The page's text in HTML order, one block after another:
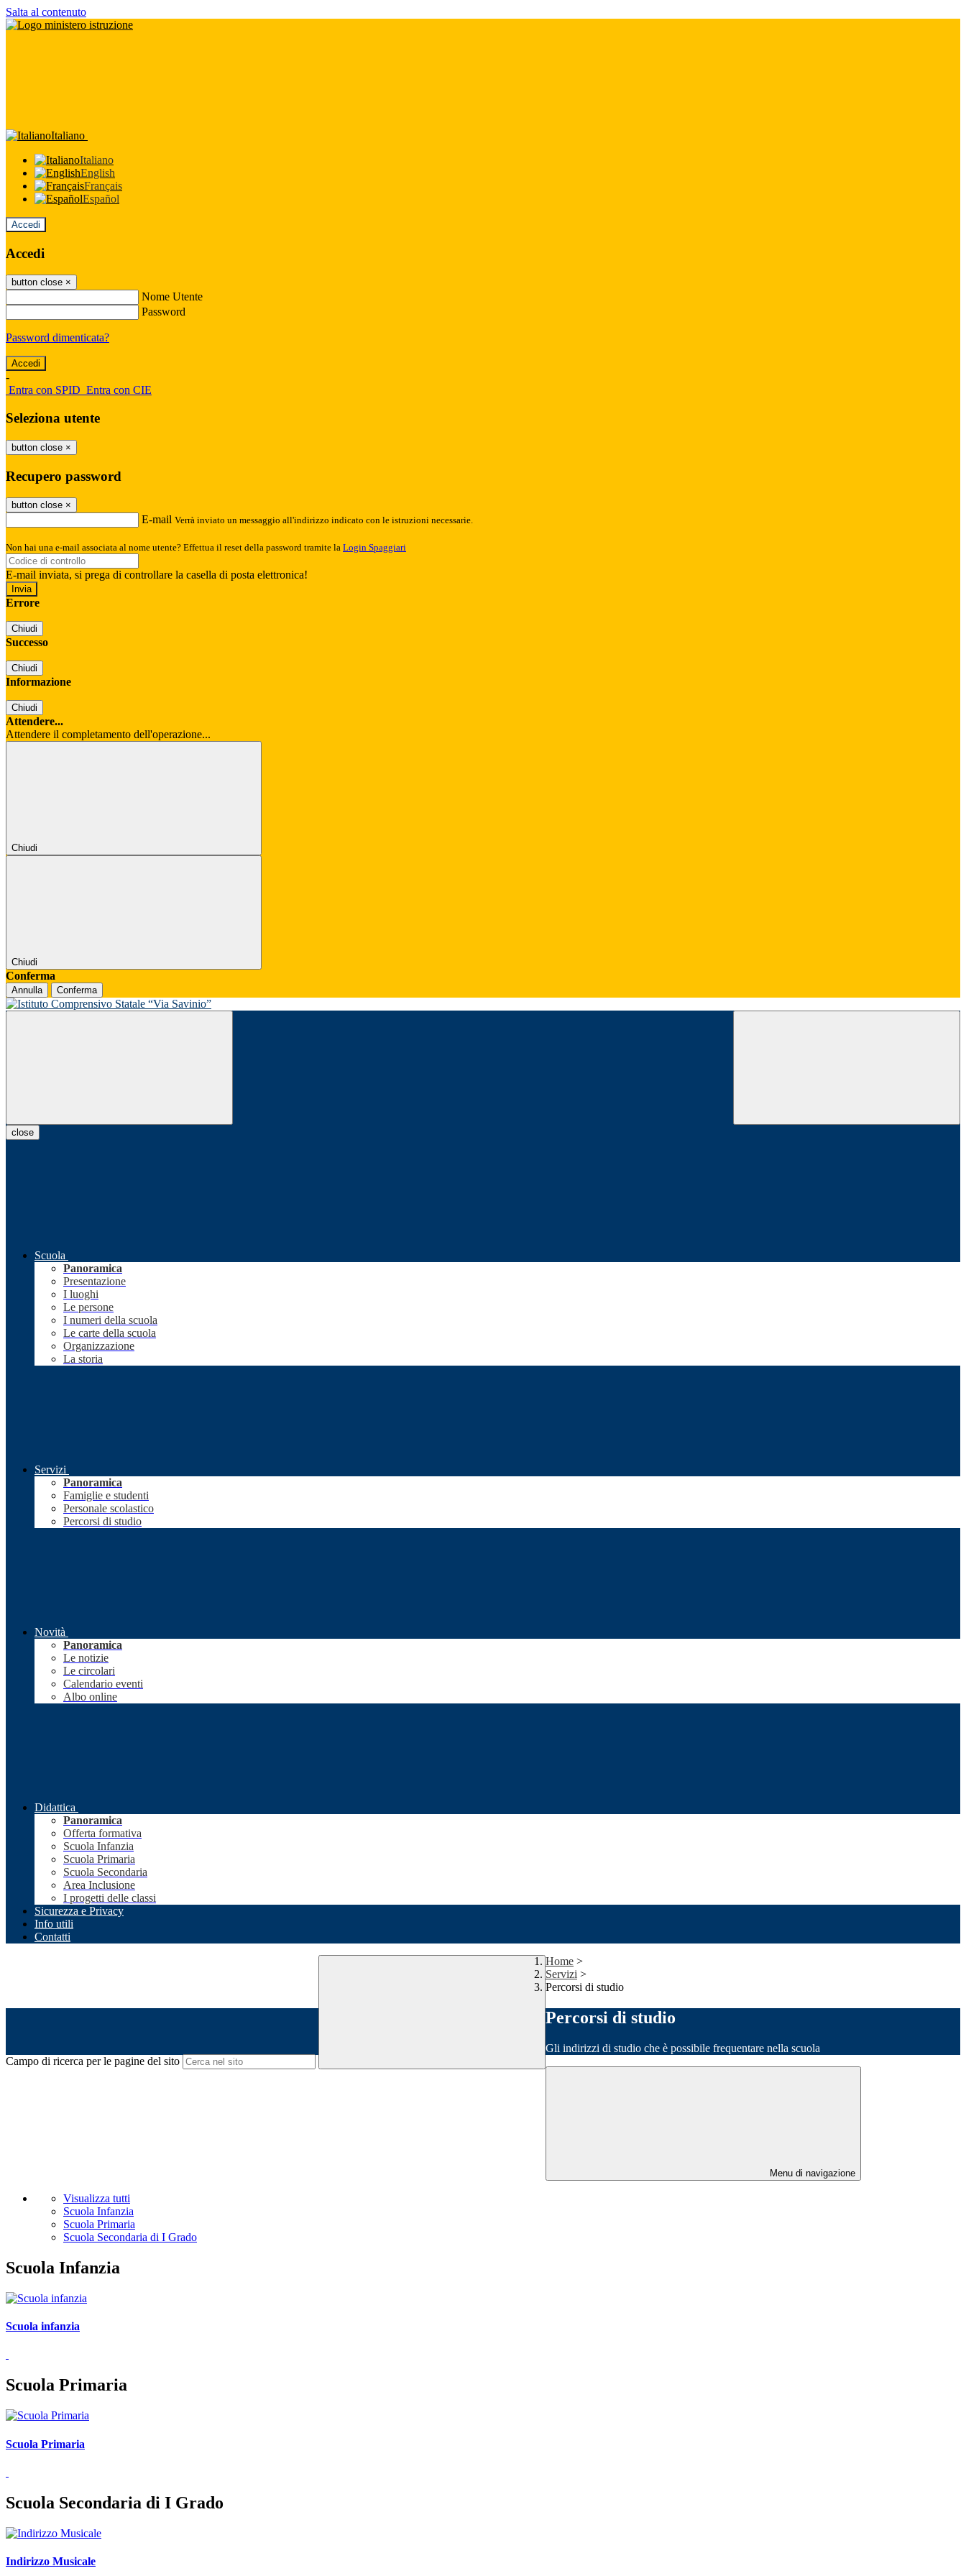
Salta al contenuto
Italiano
Italiano
English
Français
Español
Accedi
Accedi
button close ×
Nome Utente
Password
Password dimenticata?
-
Entra con SPID Entra con CIE
Seleziona utente
button close ×
Recupero password
button close ×
E-mail Verrà inviato un messaggio all'indirizzo indicato con le istruzioni necessarie.
Non hai una e-mail associata al nome utente? Effettua il reset della password tramite la Login Spaggiari
E-mail inviata, si prega di controllare la casella di posta elettronica!
Errore
Chiudi
Successo
Chiudi
Informazione
Chiudi
Attendere...
Attendere il completamento dell'operazione...
Chiudi
Chiudi
Conferma
Annulla Conferma
close
Scuola
Panoramica
Presentazione
I luoghi
Le persone
I numeri della scuola
Le carte della scuola
Organizzazione
La storia
Servizi
Panoramica
Famiglie e studenti
Personale scolastico
Percorsi di studio
Novità
Panoramica
Le notizie
Le circolari
Calendario eventi
Albo online
Didattica
Panoramica
Offerta formativa
Scuola Infanzia
Scuola Primaria
Scuola Secondaria
Area Inclusione
I progetti delle classi
Sicurezza e Privacy
Info utili
Contatti
Campo di ricerca per le pagine del sito
Home >
Servizi >
Percorsi di studio
Percorsi di studio
Gli indirizzi di studio che è possibile frequentare nella scuola
Menu di navigazione
Visualizza tutti
Scuola Infanzia
Scuola Primaria
Scuola Secondaria di I Grado
Scuola Infanzia
Scuola infanzia
Scuola Primaria
Scuola Primaria
Scuola Secondaria di I Grado
Indirizzo Musicale